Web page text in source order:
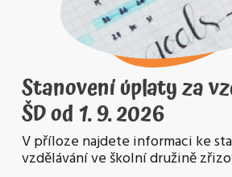
Stanovení úplaty za
ŠD od 1. 9. 2026
V příloze najdete informaci ke
vzdělávání ve školní družině